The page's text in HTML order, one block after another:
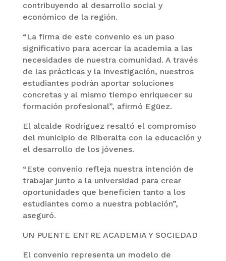
contribuyendo al desarrollo social y
económico de la región.
“La firma de este convenio es un paso
significativo para acercar la academia a las
necesidades de nuestra comunidad. A través
de las prácticas y la investigación, nuestros
estudiantes podrán aportar soluciones
concretas y al mismo tiempo enriquecer su
formación profesional”, afirmó Egüez.
El alcalde Rodríguez resaltó el compromiso
del municipio de Riberalta con la educación y
el desarrollo de los jóvenes.
“Este convenio refleja nuestra intención de
trabajar junto a la universidad para crear
oportunidades que beneficien tanto a los
estudiantes como a nuestra población”,
aseguró.
UN PUENTE ENTRE ACADEMIA Y SOCIEDAD
El convenio representa un modelo de